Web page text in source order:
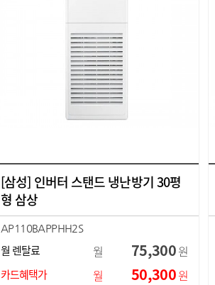
[삼성] 인버터 스탠드 냉난방기 30평
형 삼상
AP110BAPPHH2S
월 렌탈료 월 75,300원
카드혜택가 월 50,300원